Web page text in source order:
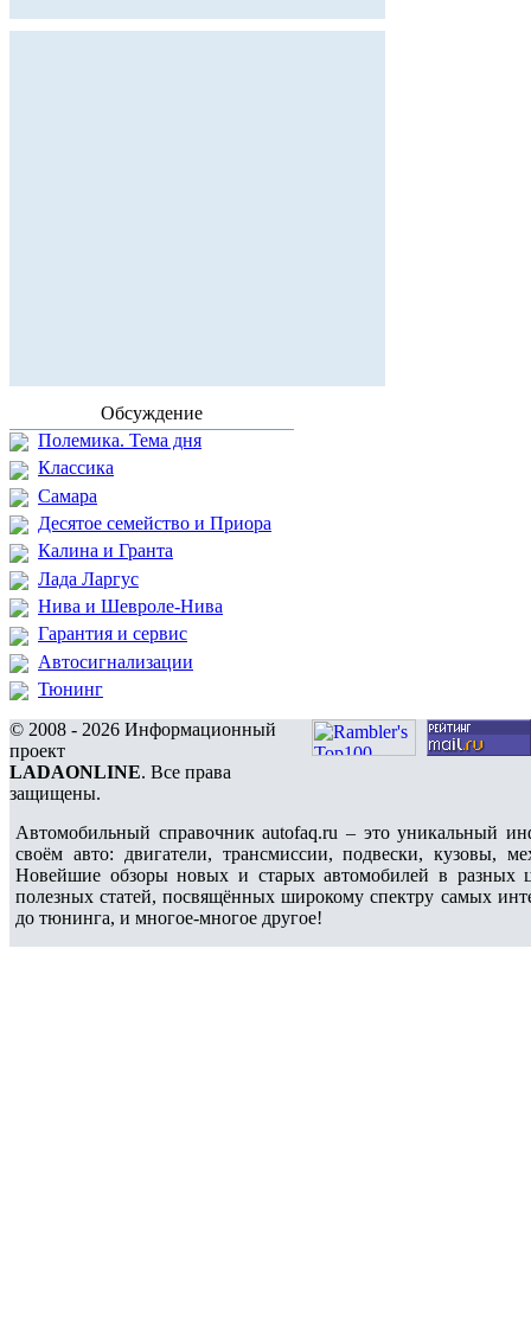
Обсуждение
Полемика. Тема дня
Классика
Самара
Десятое семейство и Приора
Калина и Гранта
Лада Ларгус
Нива и Шевроле-Нива
Гарантия и сервис
Автосигнализации
Тюнинг
© 2008 - 2026 Информационный
проект
LADAONLINE. Все права
защищены.
Автомобильный справочник autofaq.ru – это уникальный
своём авто: двигатели, трансмиссии, подвески, кузовы,
Новейшие обзоры новых и старых автомобилей в разных
полезных статей, посвящённых широкому спектру самых
до тюнинга, и многое-многое другое!